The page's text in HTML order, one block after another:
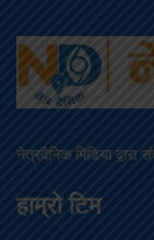
नेत्रदैनिक मिडिया
हाम्रो टिम